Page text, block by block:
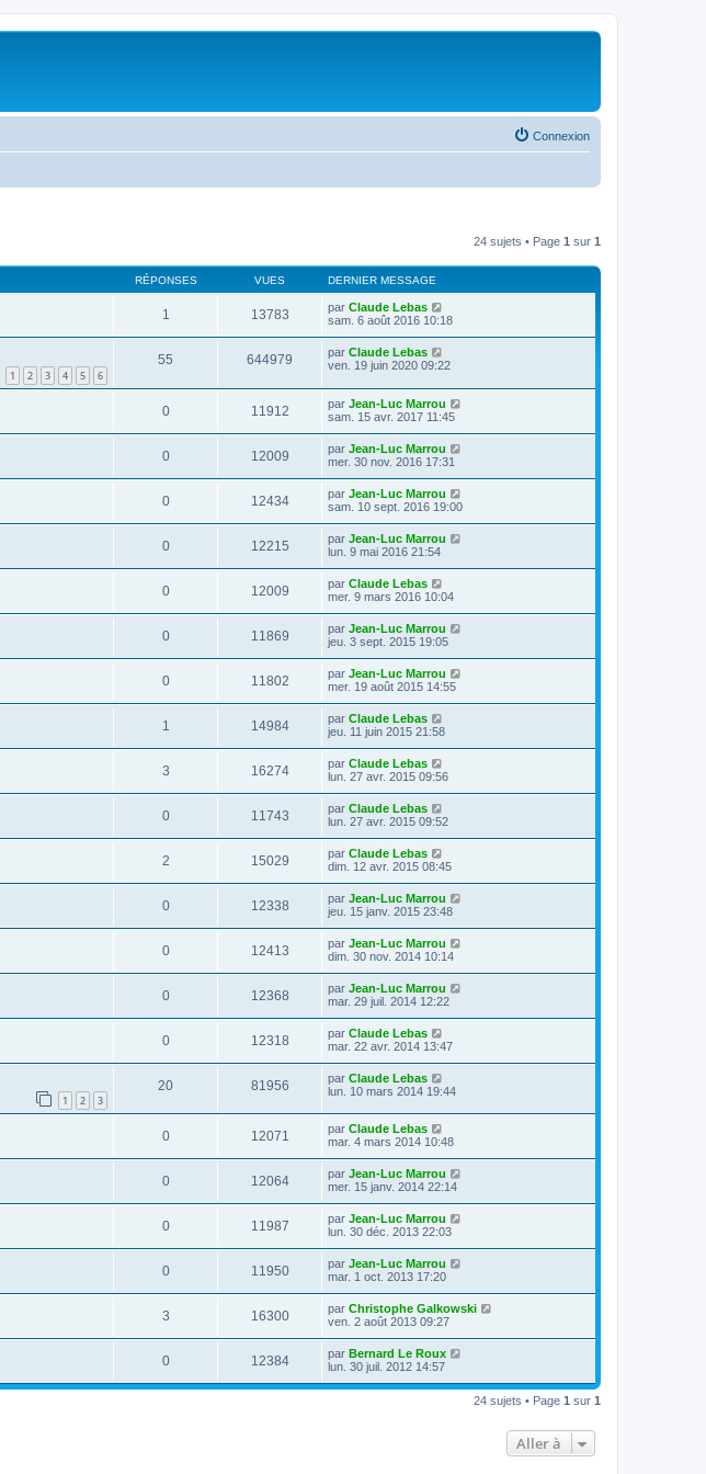
Connexion
24 sujets • Page 1 sur 1
RÉPONSES VUES DERNIER MESSAGE
1 13783 par Claude Lebas
sam. 6 août 2016 10:18
1 2 3 4 5 6
55 644979 par Claude Lebas
ven. 19 juin 2020 09:22
0 11912 par Jean-Luc Marrou
sam. 15 avr. 2017 11:45
0 12009 par Jean-Luc Marrou
mer. 30 nov. 2016 17:31
0 12434 par Jean-Luc Marrou
sam. 10 sept. 2016 19:00
0 12215 par Jean-Luc Marrou
lun. 9 mai 2016 21:54
0 12009 par Claude Lebas
mer. 9 mars 2016 10:04
0 11869 par Jean-Luc Marrou
jeu. 3 sept. 2015 19:05
0 11802 par Jean-Luc Marrou
mer. 19 août 2015 14:55
1 14984 par Claude Lebas
jeu. 11 juin 2015 21:58
3 16274 par Claude Lebas
lun. 27 avr. 2015 09:56
0 11743 par Claude Lebas
lun. 27 avr. 2015 09:52
2 15029 par Claude Lebas
dim. 12 avr. 2015 08:45
0 12338 par Jean-Luc Marrou
jeu. 15 janv. 2015 23:48
0 12413 par Jean-Luc Marrou
dim. 30 nov. 2014 10:14
0 12368 par Jean-Luc Marrou
mar. 29 juil. 2014 12:22
0 12318 par Claude Lebas
mar. 22 avr. 2014 13:47
1 2 3
20 81956 par Claude Lebas
lun. 10 mars 2014 19:44
0 12071 par Claude Lebas
mar. 4 mars 2014 10:48
0 12064 par Jean-Luc Marrou
mer. 15 janv. 2014 22:14
0 11987 par Jean-Luc Marrou
lun. 30 déc. 2013 22:03
0 11950 par Jean-Luc Marrou
mar. 1 oct. 2013 17:20
3 16300 par Christophe Galkowski
ven. 2 août 2013 09:27
0 12384 par Bernard Le Roux
lun. 30 juil. 2012 14:57
24 sujets • Page 1 sur 1
Aller à